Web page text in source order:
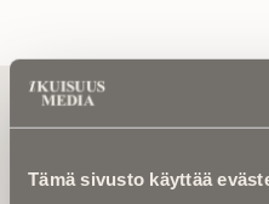
Tämä sivusto käyttää
Tilaa uutiskirje -
artikkelien pariin!
Kirjoita alle